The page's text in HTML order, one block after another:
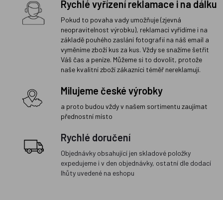
Rychlé vyřízení reklamace i na dálku
Pokud to povaha vady umožňuje (zjevná
neopravitelnost výrobku), reklamaci vyřídíme i na
základě pouhého zaslání fotografií na náš email a
vyměníme zboží kus za kus. Vždy se snažíme šetřit
Váš čas a peníze. Můžeme si to dovolit, protože
naše kvalitní zboží zákazníci téměř nereklamují.
Milujeme české výrobky
a proto budou vždy v našem sortimentu zaujímat
přednostní místo
Rychlé doručení
Objednávky obsahující jen skladové položky
expedujeme i v den objednávky, ostatní dle dodací
lhůty uvedené na eshopu